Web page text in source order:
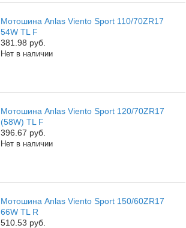
Мотошина Anlas Viento Sport 110/70ZR17
54W TL F
381.98 руб.
Нет в наличии
Мотошина Anlas Viento Sport 120/70ZR17
(58W) TL F
396.67 руб.
Нет в наличии
Мотошина Anlas Viento Sport 150/60ZR17
66W TL R
510.53 руб.